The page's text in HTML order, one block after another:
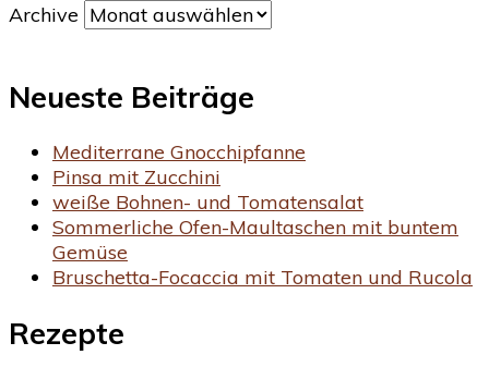
Archive
Neueste Beiträge
Mediterrane Gnocchipfanne
Pinsa mit Zucchini
weiße Bohnen- und Tomatensalat
Sommerliche Ofen-Maultaschen mit buntem
Gemüse
Bruschetta-Focaccia mit Tomaten und Rucola
Rezepte